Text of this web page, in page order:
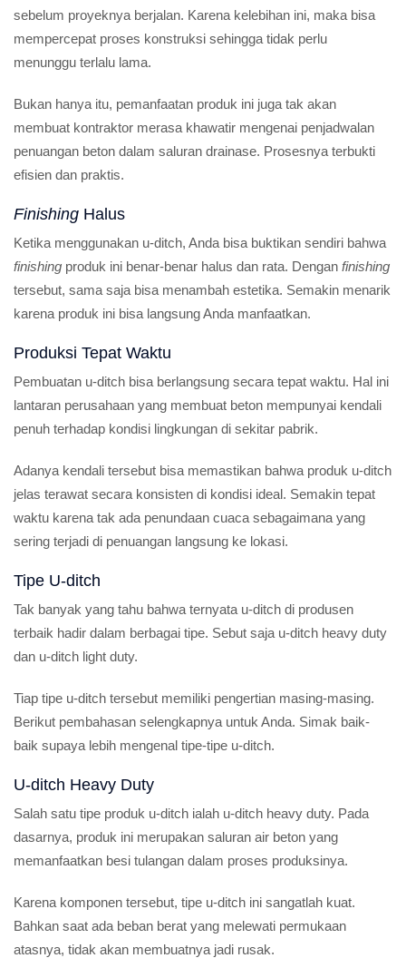
sebelum proyeknya berjalan. Karena kelebihan ini, maka bisa
mempercepat proses konstruksi sehingga tidak perlu
menunggu terlalu lama.
Bukan hanya itu, pemanfaatan produk ini juga tak akan
membuat kontraktor merasa khawatir mengenai penjadwalan
penuangan beton dalam saluran drainase. Prosesnya terbukti
efisien dan praktis.
Finishing Halus
Ketika menggunakan u-ditch, Anda bisa buktikan sendiri bahwa
finishing produk ini benar-benar halus dan rata. Dengan finishing
tersebut, sama saja bisa menambah estetika. Semakin menarik
karena produk ini bisa langsung Anda manfaatkan.
Produksi Tepat Waktu
Pembuatan u-ditch bisa berlangsung secara tepat waktu. Hal ini
lantaran perusahaan yang membuat beton mempunyai kendali
penuh terhadap kondisi lingkungan di sekitar pabrik.
Adanya kendali tersebut bisa memastikan bahwa produk u-ditch
jelas terawat secara konsisten di kondisi ideal. Semakin tepat
waktu karena tak ada penundaan cuaca sebagaimana yang
sering terjadi di penuangan langsung ke lokasi.
Tipe U-ditch
Tak banyak yang tahu bahwa ternyata u-ditch di produsen
terbaik hadir dalam berbagai tipe. Sebut saja u-ditch heavy duty
dan u-ditch light duty.
Tiap tipe u-ditch tersebut memiliki pengertian masing-masing.
Berikut pembahasan selengkapnya untuk Anda. Simak baik-
baik supaya lebih mengenal tipe-tipe u-ditch.
U-ditch Heavy Duty
Salah satu tipe produk u-ditch ialah u-ditch heavy duty. Pada
dasarnya, produk ini merupakan saluran air beton yang
memanfaatkan besi tulangan dalam proses produksinya.
Karena komponen tersebut, tipe u-ditch ini sangatlah kuat.
Bahkan saat ada beban berat yang melewati permukaan
atasnya, tidak akan membuatnya jadi rusak.